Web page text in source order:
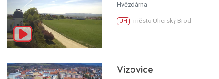
Hvězdárna
UH město Uherský Brod
Vizovice